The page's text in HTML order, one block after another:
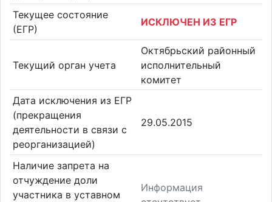
Текущее состояние
(ЕГР)
ИСКЛЮЧЕН ИЗ ЕГР
Текущий орган учета
Октябрьский районный
исполнительный
комитет
Дата исключения из ЕГР
(прекращения
деятельности в связи с
реорганизацией)
29.05.2015
Наличие запрета на
отчуждение доли
участника в уставном
Информация